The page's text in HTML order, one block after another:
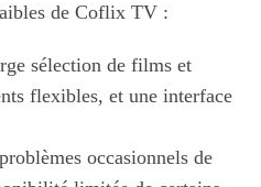
de Coflix TV :
sélection de films et
flexibles, et une interface
occasionnels de